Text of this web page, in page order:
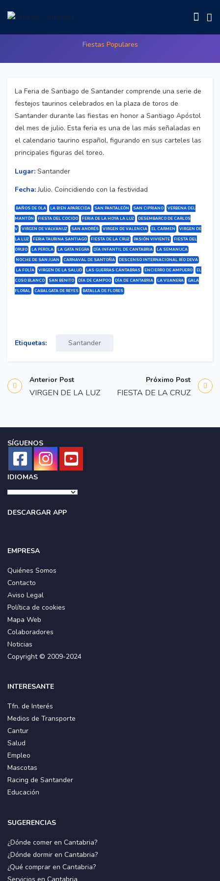
FERIA TAURINA SANTIAGO
Fiestas Populares
La Feria de Santiago de Santander comprende una serie de
festejos taurinos celebrados en la plaza de toros de
Santander durante las fiestas en honor a Santiago Apóstol
del mes de julio. Esta feria es una de las más señaladas en
el calendario taurino español, figurando en sus carteles las
principales figuras del toreo.
Lugar: Santander
Fecha:Julio. Coincidiendo con la festividad
BAÑOS DE OLA LA BIEN APARECIDA SAN PANTALEÓN SAN CIPRIANO
VERBENA DEL
MANTÓN
FIESTA DEL COCIDO FERIA DE LA HOYA LA LUZ
DESEMBARCO DE CARLOS
V
VIRGEN DE VALVANUZ SAN ANDRÉS VIRGEN DE VALENCIA EL CARMEN
VIRGEN DE
LA LUZ
FERIA TAURINA SANTIAGO FIESTA DE LA CRUZ PASIÓN VIVIENTE
FIESTA DEL
ORUJO
LA PEROLA LA GATA NEGRA DÍA INFANTIL DE CANTABRIA
LA SEMANUCA
NOCHE DE SAN JUAN
CARNAVAL DE SANTOÑA
DESCENSO INTERNACIONAL RÍO DEVA
LA FOLÍA
VIRGEN DE LA SALUD LAS GUERRAS CÁNTABRAS ENCIERRO DE AMPUERO
EL
COSO BLANCO
SAN BENITO DÍA DE CAMPOO DÍA DE CANTABRIA LA VIJANERA
GALA
FLORAL
CABALGATA DE REYES BATALLA DE FLORES
Etiquetas: Santander
Anterior Post
VIRGEN DE LA LUZ
Próximo Post
FIESTA DE LA CRUZ
SÍGUENOS
IDIOMAS
DESCARGAR APP
EMPRESA
Quiénes Somos
Contacto
Aviso Legal
Política de cookies
Mapa Web
Colaboradores
Noticias
Copyright © 2009-2024
INTERESANTE
Tfn. de Interés
Medios de Transporte
Cantur
Salud
Empleo
Mascotas
Racing de Santander
Educación
SUGERENCIAS
¿Dónde comer en Cantabria?
¿Dónde dormir en Cantabria?
¿Qué comprar en Cantabria?
Servicios en Cantabria